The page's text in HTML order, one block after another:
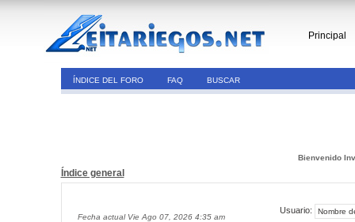
Principal
ÍNDICE DEL FORO FAQ BUSCAR
Bienvenido
Índice general
Fecha actual Vie Ago 07, 2026 4:35 am
Usuario: